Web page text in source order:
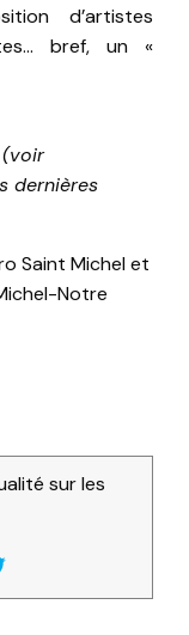
d’artistes
bref, un «
(voir
dernières
Saint Michel et
Notre
sur les